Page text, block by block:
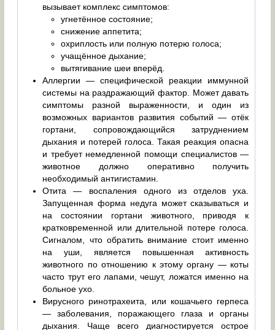
вызывает комплекс симптомов:
угнетённое состояние;
снижение аппетита;
охриплость или полную потерю голоса;
учащённое дыхание;
вытягивание шеи вперёд.
Аллергии — специфической реакции иммунной
системы на раздражающий фактор. Может давать
симптомы разной выраженности, и один из
возможных вариантов развития событий — отёк
гортани, сопровождающийся затруднением
дыхания и потерей голоса. Такая реакция опасна
и требует немедленной помощи специалистов —
животное должно оперативно получить
необходимый антигистамин.
Отита — воспаления одного из отделов уха.
Запущенная форма недуга может сказываться и
на состоянии гортани животного, приводя к
кратковременной или длительной потере голоса.
Сигналом, что обратить внимание стоит именно
на уши, является повышенная активность
животного по отношению к этому органу — коты
часто трут его лапами, чешут, ложатся именно на
больное ухо.
Вирусного ринотрахеита, или кошачьего герпеса
— заболевания, поражающего глаза и органы
дыхания. Чаще всего диагностируется острое